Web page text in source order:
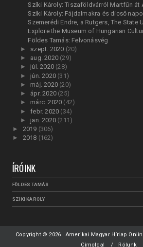
Szíki Károly: Tiszaföldvárról Martfűn át
Szíki Károly: Fájdalmakra és dicső
Szemerédi Endre, a Rutgers, The State
Explore the Museum of Hungarian
Földes Tamás: Felvonásvég
► szept. 2020 (20)
► aug. 2020 (29)
► júl. 2020 (28)
► jún. 2020 (31)
► máj. 2020 (20)
► ápr. 2020 (25)
► márc. 2020 (42)
►febr. 2020 (34)
► jan. 2020 (211)
► 2019 (306)
► 2018 (162)
ÍRÓINK
FÖLDES TAMÁS
SZÍKI KÁROLY
Copyright © 2026 | Amerikai Magyar Hírlap
Címoldal
Rólunk